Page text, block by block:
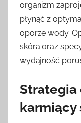
organizm
płynąć z
oporze wody.
skóra oraz
wydajność
Strategia
karmiący